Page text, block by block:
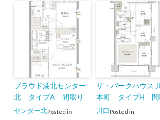
プラウド港北センター
北 タイプA 間取り
Posted in
センター北
ザ・パークハウス
本町 タイプH 間
Posted in
川口